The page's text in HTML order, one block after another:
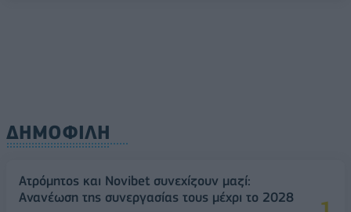
ΔΗΜΟΦΙΛΗ
Ατρόμητος και Novibet συνεχίζουν μαζί:
Ανανέωση της συνεργασίας τους μέχρι το 2028